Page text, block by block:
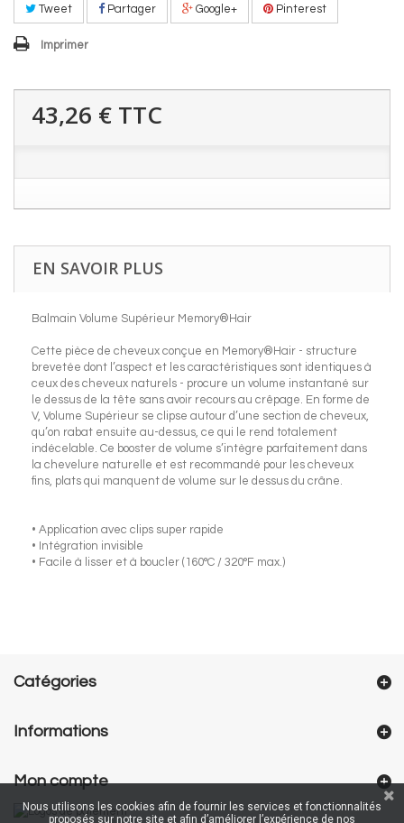
Tweet Partager Google+ Pinterest
Imprimer
43,26 € TTC
EN SAVOIR PLUS
Balmain Volume Supérieur Memory®Hair
Cette pièce de cheveux conçue en Memory®Hair - structure
brevetée dont l’aspect et les caractéristiques sont identiques à
ceux des cheveux naturels - procure un volume instantané sur
le dessus de la tête sans avoir recours au crêpage. En forme de
V, Volume Supérieur se clipse autour d’une section de cheveux,
qu’on rabat ensuite au-dessus, ce qui le rend totalement
indécelable. Ce booster de volume s’intègre parfaitement dans
la chevelure naturelle et est recommandé pour les cheveux
fins, plats qui manquent de volume sur le dessus du crâne.
• Application avec clips super rapide
• Intégration invisible
• Facile à lisser et à boucler (160°C / 320°F max.)
Catégories
Informations
Mon compte
Nous utilisons les cookies afin de fournir les services et fonctionnalités
proposés sur notre site et afin d’améliorer l’expérience de nos